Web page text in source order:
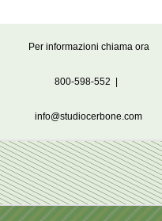
Per informazioni chiama ora
800-598-552
info@studiocerbone.com